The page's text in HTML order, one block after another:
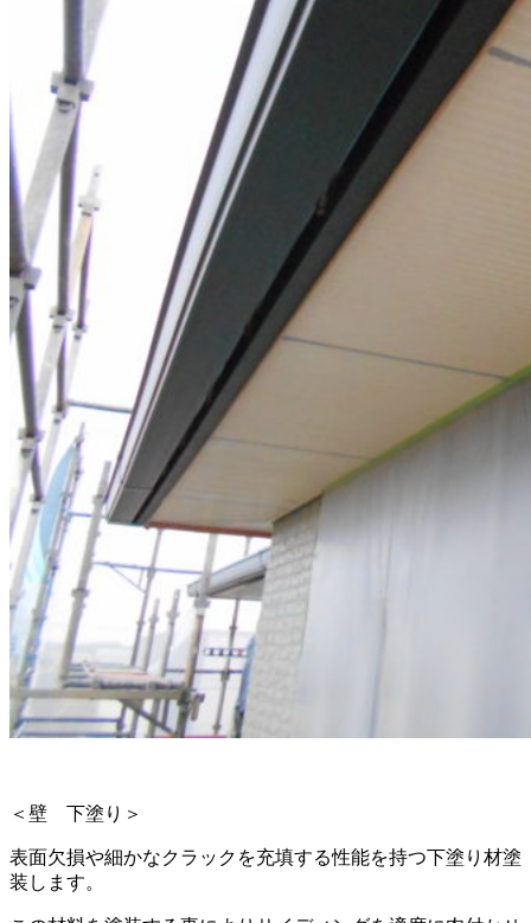
＜壁 下塗り＞
表面欠損や細かなクラックを充填する性能を持つ下塗り材塗
装します。